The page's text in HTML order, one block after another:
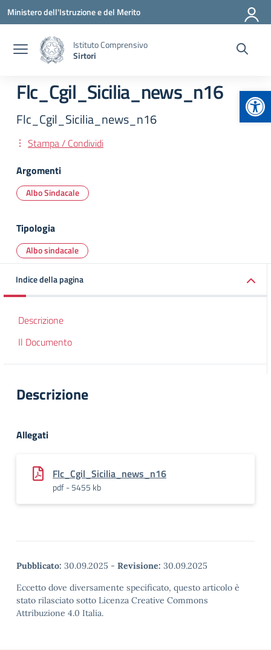
Vai ai contenuti
Vai al menu di navigazione
Vai al footer
Ministero dell'Istruzione e del Merito
Istituto Comprensivo
Sirtori
Flc_Cgil_Sicilia_news_n16
Flc_Cgil_Sicilia_news_n16
Stampa / Condividi
Argomenti
Albo Sindacale
Tipologia
Albo sindacale
Indice della pagina
Descrizione
Il Documento
Descrizione
Allegati
Flc_Cgil_Sicilia_news_n16
pdf - 5455 kb
Pubblicato: 30.09.2025 - Revisione: 30.09.2025
Eccetto dove diversamente specificato, questo articolo è
stato rilasciato sotto Licenza Creative Commons
Attribuzione 4.0 Italia.